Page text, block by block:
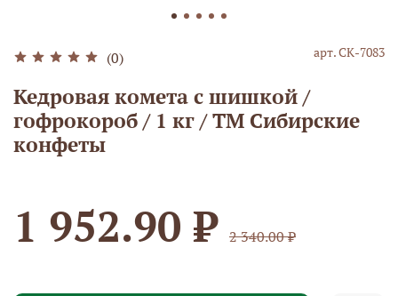
(0) арт.СК-7083
Кедровая комета с шишкой /
гофрокороб / 1 кг / ТМ Сибирские
конфеты
1 952.90 ₽ 2 340.00 ₽